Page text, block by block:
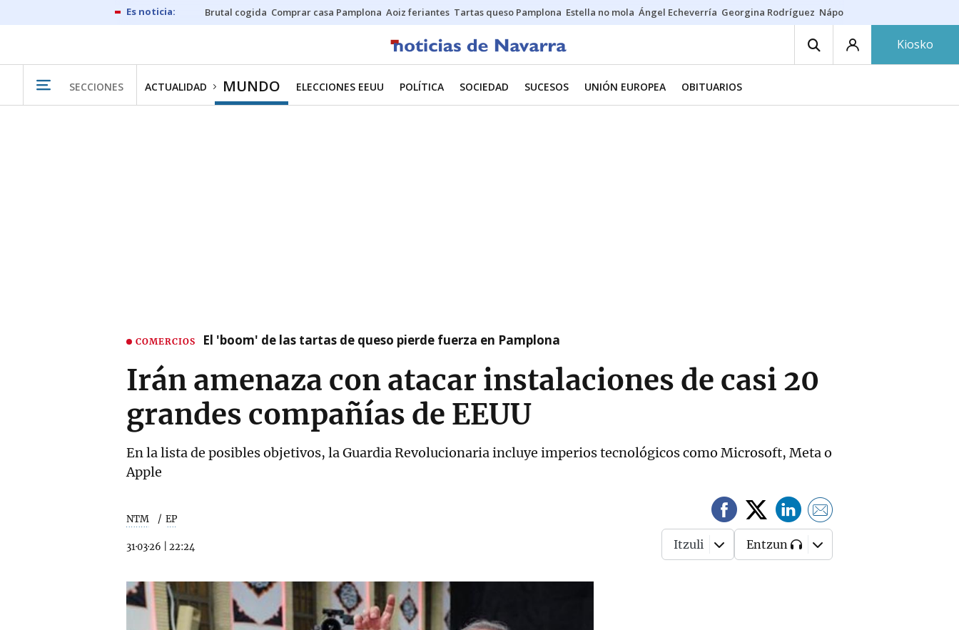
Brutal cogida Comprar casa Pamplona Aoiz feriantes Tartas queso Pamplona Estella no mola Ángel Echeverría Georgina Rodríguez Nápoles - Osasuna
Kiosko
SECCIONES ACTUALIDAD MUNDO ELECCIONES EEUU POLÍTICA SOCIEDAD SUCESOS UNIÓN EUROPEA OBITUARIOS
COMERCIOS El 'boom' de las tartas de queso pierde fuerza en Pamplona
Irán amenaza con atacar instalaciones de casi 20
grandes compañías de EEUU
En la lista de posibles objetivos, la Guardia Revolucionaria incluye imperios tecnológicos como Microsoft, Meta o
Apple
NTM EP
31·03·26 22:24 Itzuli Entzun